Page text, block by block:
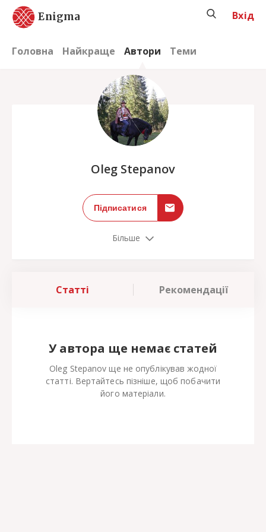
Enigma
Головна Найкраще Автори Теми
Вхід
Oleg Stepanov
Підписатися
Більше
Статті Рекомендації
У автора ще немає статей
Oleg Stepanov ще не опублікував жодної
статті. Вертайтесь пізніше, щоб побачити
його матеріали.